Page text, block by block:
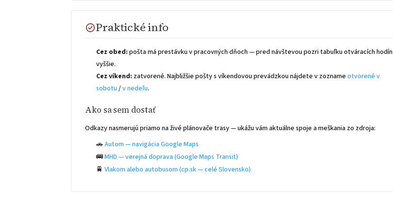
Praktické info
Cez obed: pošta má prestávku v pracovných dňoch — pred návštevou pozri tabuľku otváracích hodín
vyššie.
Cez víkend: zatvorené. Najbližšie pošty s víkendovou prevádzkou nájdete v zozname otvorené v
sobotu /v nedeľu.
Ako sa sem dostať
Odkazy nasmerujú priamo na živé plánovače trasy — ukážu vám aktuálne spoje a meškania zo zdroja:
🚗Autom — navigácia Google Maps
🚌MHD — verejná doprava (Google Maps Transit)
🚆 Vlakom alebo autobusom (cp.sk — celé Slovensko)